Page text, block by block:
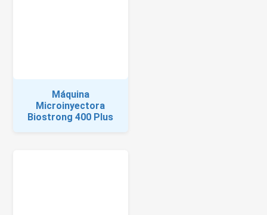
Máquina
Microinyectora
Biostrong 400 Plus